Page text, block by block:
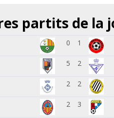
partits de la
0 1
5 2
2 2
2 3